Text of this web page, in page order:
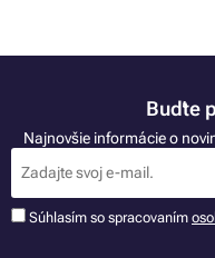
Buďte
Najnovšie informácie o
Súhlasím so spracovaním